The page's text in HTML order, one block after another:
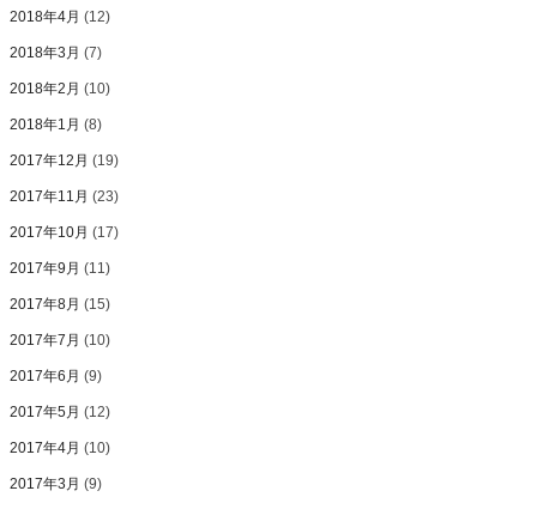
2018年4月 (12)
2018年3月 (7)
2018年2月 (10)
2018年1月 (8)
2017年12月 (19)
2017年11月 (23)
2017年10月 (17)
2017年9月 (11)
2017年8月 (15)
2017年7月 (10)
2017年6月 (9)
2017年5月 (12)
2017年4月 (10)
2017年3月 (9)